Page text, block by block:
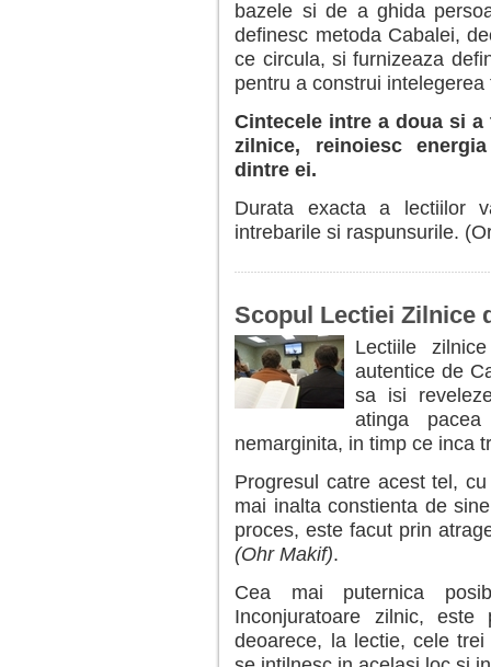
bazele si de a ghida
definesc metoda Cabalei,
ce circula, si furnizeaza
pentru a construi
Cintecele intre a doua si
zilnice, reinoiesc
dintre ei.
Durata exacta a lectiilor
intrebarile si raspunsurile.
Scopul Lectiei Zilnice
Lectiile
autentice de
sa isi
atinga
nemarginita, in timp ce inca
Progresul catre acest tel,
mai inalta constienta de
proces, este facut prin
(Ohr Makif).
Cea mai puternica
Inconjuratoare zilnic,
deoarece, la lectie, cele